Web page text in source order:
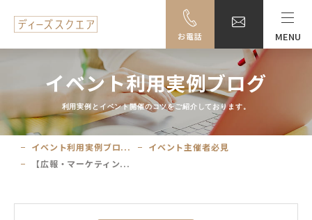
料金・ご利用案内
設備一覧
事例紹介
アクセス
お電話 MENU
イベント利用実例ブログ
利用実例とイベント開催のコツをご紹介しております。
イベント利用実例ブロ...
イベント主催者必見
【広報・マーケティン...